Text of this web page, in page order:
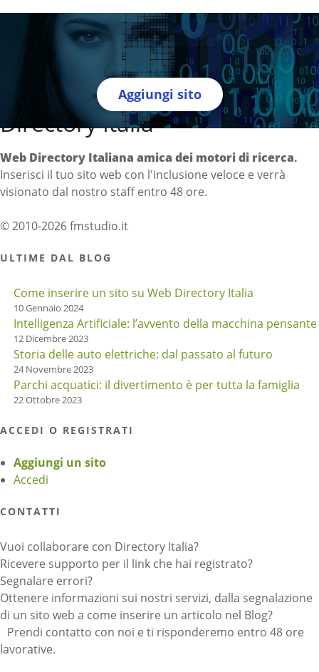
Aggiungi sito
Directory Italia
Web Directory Italiana amica dei motori di ricerca.
Inserisci il tuo sito web con l'inclusione veloce e verrà
visionato dal nostro staff entro 48 ore.
© 2010-2026 fmstudio.it
ULTIME DAL BLOG
Come inserire un sito su Web Directory Italia
10 Gennaio 2024
Intelligenza Artificiale: l’avvento della macchina pensante
12 Dicembre 2023
Storia delle auto elettriche: dal passato al futuro
24 Novembre 2023
Parchi acquatici: il divertimento è per tutta la famiglia
22 Ottobre 2023
ACCEDI O REGISTRATI
Aggiungi un sito
Accedi
CONTATTI
Vuoi collaborare con Directory Italia?
Ricevere supporto per il link che hai registrato?
Segnalare errori?
Ottenere informazioni sui nostri servizi, dalla segnalazione
di un sito web a come inserire un articolo nel Blog?
Prendi contatto con noi e ti risponderemo entro 48 ore
lavorative.